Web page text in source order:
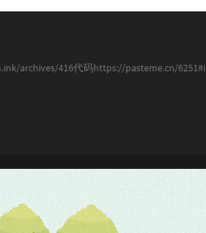
archives/416代码https://pasteme.cn/6251#i